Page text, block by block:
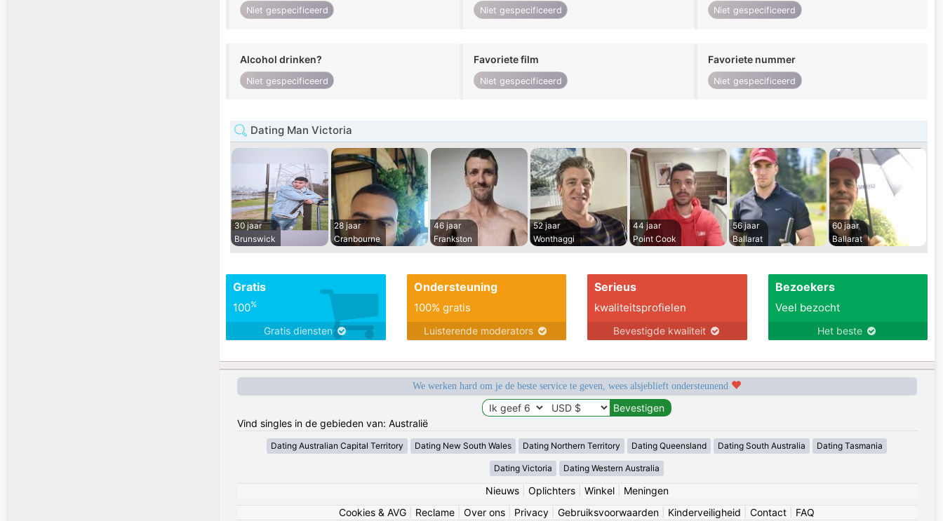
Niet gespecificeerd Niet gespecificeerd Niet gespecificeerd
Alcohol drinken?
Niet gespecificeerd
Favoriete film
Niet gespecificeerd
Favoriete nummer
Niet gespecificeerd
Dating Man Victoria
30 jaar
Brunswick
28 jaar
Cranbourne
46 jaar
Frankston
52 jaar
Wonthaggi
44 jaar
Point Cook
56 jaar
Ballarat
60 jaar
Ballarat
Gratis
100%
Gratis diensten
Ondersteuning
100% gratis
Luisterende moderators
Serieus
kwaliteitsprofielen
Bevestigde kwaliteit
Bezoekers
Veel bezocht
Het beste
We werken hard om je de beste service te geven, wees alsjeblieft ondersteunend
Vind singles in de gebieden van: Australië
Dating Australian Capital Territory Dating New South Wales Dating Northern Territory Dating Queensland Dating South Australia Dating Tasmania
Dating Victoria Dating Western Australia
Nieuws| Oplichters| Winkel| Meningen
Cookies & AVG
Reclame Over ons Privacy Gebruiksvoorwaarden Kinderveiligheid Contact FAQ